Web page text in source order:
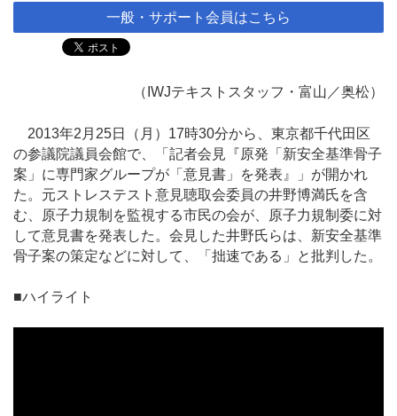
一般・サポート会員はこちら
（IWJテキストスタッフ・富山／奥松）
2013年2月25日（月）17時30分から、東京都千代田区
の参議院議員会館で、「記者会見『原発「新安全基準骨子
案」に専門家グループが「意見書」を発表』」が開かれ
た。元ストレステスト意見聴取会委員の井野博満氏を含
む、原子力規制を監視する市民の会が、原子力規制委に対
して意見書を発表した。会見した井野氏らは、新安全基準
骨子案の策定などに対して、「拙速である」と批判した。
■ハイライト